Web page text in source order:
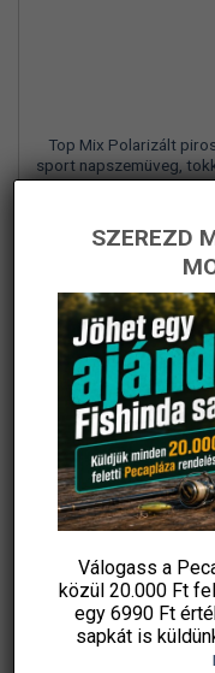
Top Mix Polarizált
sport napszemüveg,
KOSÁRBA TESZEM
Top Mix Polarizált
kék napszemüveg,
SZEREZD
Válogass a
közül 20.000 Ft
egy 6990 Ft
sapkát is